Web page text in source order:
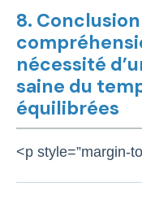
8.
nécessité
saine du
équilibrées
<p style=”margin-